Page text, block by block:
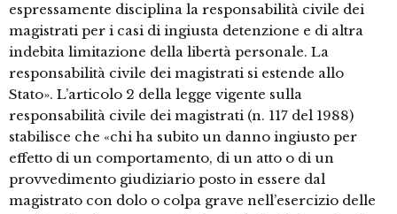
espressamente disciplina la responsabilità civile dei
magistrati per i casi di ingiusta detenzione e di altra
indebita limitazione della libertà personale. La
responsabilità civile dei magistrati si estende allo
Stato». L’articolo 2 della legge vigente sulla
responsabilità civile dei magistrati (n. 117 del 1988)
stabilisce che «chi ha subito un danno ingiusto per
effetto di un comportamento, di un atto o di un
provvedimento giudiziario posto in essere dal
magistrato con dolo o colpa grave nell’esercizio delle